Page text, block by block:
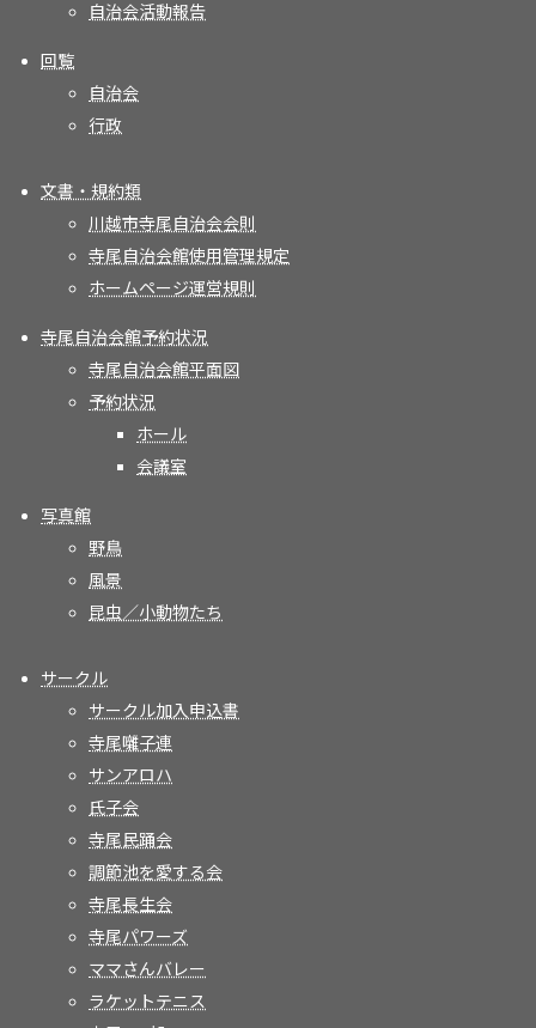
自治会活動報告
回覧
自治会
行政
文書・規約類
川越市寺尾自治会会則
寺尾自治会館使用管理規定
ホームページ運営規則
寺尾自治会館予約状況
寺尾自治会館平面図
予約状況
ホール
会議室
写真館
野鳥
風景
昆虫／小動物たち
サークル
サークル加入申込書
寺尾囃子連
サンアロハ
氏子会
寺尾民踊会
調節池を愛する会
寺尾長生会
寺尾パワーズ
ママさんバレー
ラケットテニス